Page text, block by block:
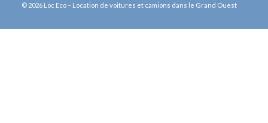
© 2026 Loc Eco – Location de voitures et camions dans le Grand Ouest